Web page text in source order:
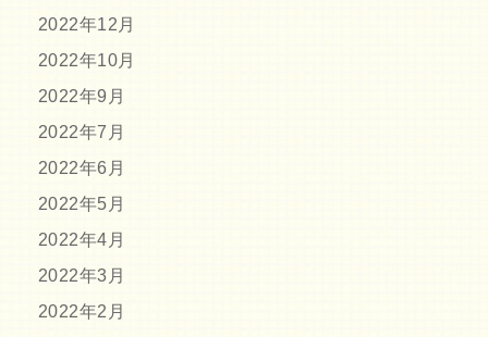
2022年12月
2022年10月
2022年9月
2022年7月
2022年6月
2022年5月
2022年4月
2022年3月
2022年2月